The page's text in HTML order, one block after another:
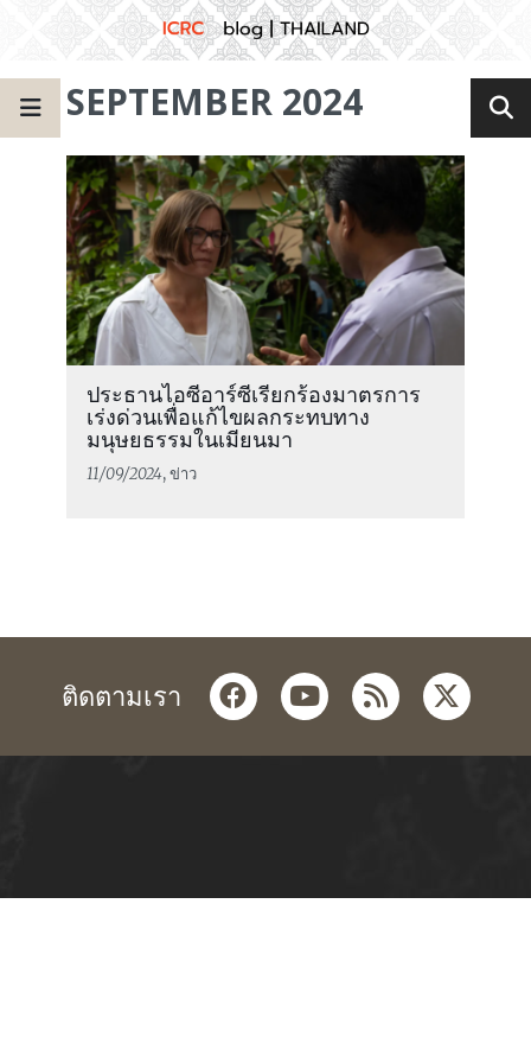
SEPTEMBER 2024
ประธานไอซีอาร์ซีเรียกร้องมาตรการ
เร่งด่วนเพื่อแก้ไขผลกระทบทาง
มนุษยธรรมในเมียนมา
11/09/2024, ข่าว
ติดตามเรา facebookyoutube
rss twitter